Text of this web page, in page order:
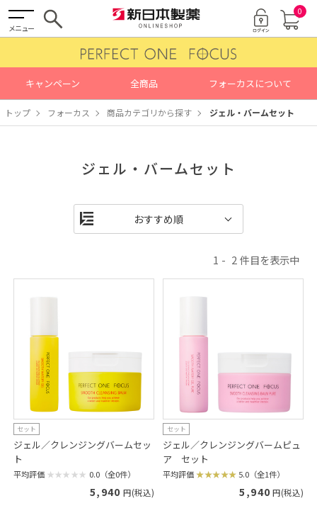
メニュー
0
キャンペーン 全商品 フォーカスについて
トップ フォーカス 商品カテゴリから探す ジェル・バームセット
ジェル・バームセット
1 2
セット
ジェル／クレンジングバームセッ
ト
平均評価 0.0（全0件）
5,940 円(税込)
セット
ジェル／クレンジングバームピュ
ア セット
平均評価 5.0（全1件）
5,940 円(税込)